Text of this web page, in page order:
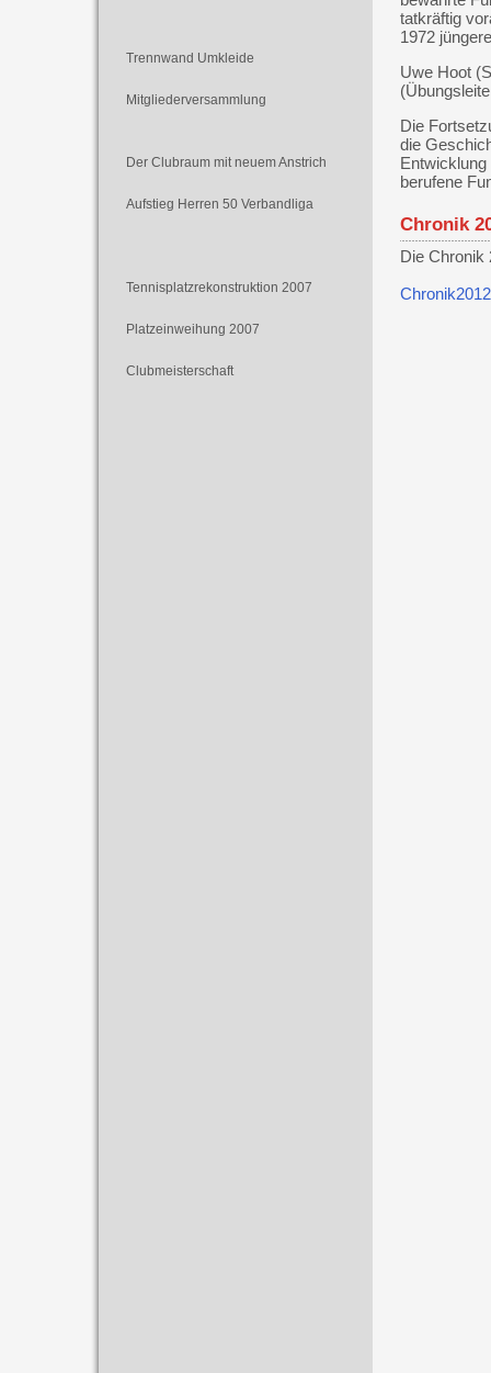
Trennwand Umkleide
Mitgliederversammlung
Der Clubraum mit neuem Anstrich
Aufstieg Herren 50 Verbandliga
Tennisplatzrekonstruktion 2007
Platzeinweihung 2007
Clubmeisterschaft
tatkräftig
1972
Uwe Hoot
Die
die
berufene
Chronik
Die Chronik